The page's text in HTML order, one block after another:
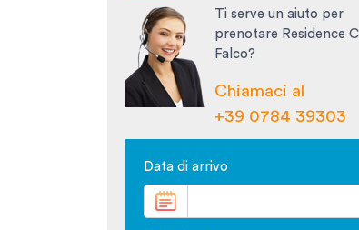
Ti serve un aiuto per
prenotare Residence
Falco?
Chiamaci al
+39 0784 39303
Data di arrivo